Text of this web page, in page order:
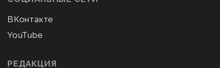
ВКонтакте
YouTube
РЕДАКЦИЯ